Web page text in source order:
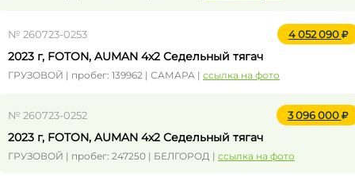
№ 260723-0253 4 052 090
2023 г, FOTON, AUMAN 4x2 Седельный тягач
ГРУЗОВОЙ | пробег: 139962 | САМАРА | ссылка на фото
№ 260723-0252 3 096 000
2023 г, FOTON, AUMAN 4x2 Седельный тягач
ГРУЗОВОЙ | пробег: 247250 | БЕЛГОРОД | ссылка на фото